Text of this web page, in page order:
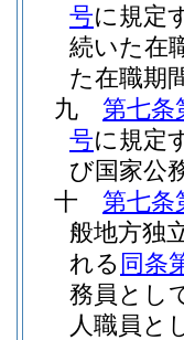
号に規定
続いた在
た在職期
九
第七条
号に規定
び国家公
十
第七条
般地方独
れる 同条
務員とし
人職員と